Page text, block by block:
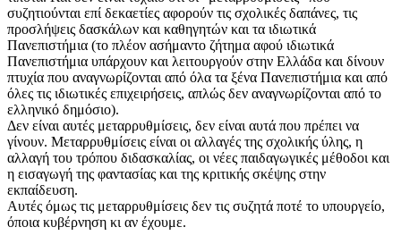
συζητιούνται επί δεκαετίες αφορούν τις σχολικές δαπάνες, τις
προσλήψεις δασκάλων και καθηγητών και τα ιδιωτικά
Πανεπιστήμια (το πλέον ασήμαντο ζήτημα αφού ιδιωτικά
Πανεπιστήμια υπάρχουν και λειτουργούν στην Ελλάδα και δίνουν
πτυχία που αναγνωρίζονται από όλα τα ξένα Πανεπιστήμια και από
όλες τις ιδιωτικές επιχειρήσεις, απλώς δεν αναγνωρίζονται από το
ελληνικό δημόσιο).
Δεν είναι αυτές μεταρρυθμίσεις, δεν είναι αυτά που πρέπει να
γίνουν. Μεταρρυθμίσεις είναι οι αλλαγές της σχολικής ύλης, η
αλλαγή του τρόπου διδασκαλίας, οι νέες παιδαγωγικές μέθοδοι και
η εισαγωγή της φαντασίας και της κριτικής σκέψης στην
εκπαίδευση.
Αυτές όμως τις μεταρρυθμίσεις δεν τις συζητά ποτέ το υπουργείο,
όποια κυβέρνηση κι αν έχουμε.